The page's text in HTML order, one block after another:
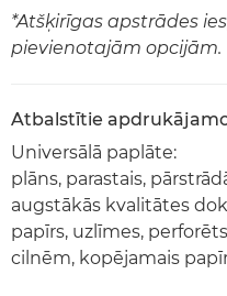
*Atšķirīgas apstrādes
pievienotajām opcijām.
Atbalstītie
Universālā paplāte:
plāns, parastais,
augstākās kvalitātes
papīrs, uzlīmes,
cilnēm, kopējamais